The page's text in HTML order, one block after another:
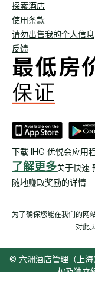
探索酒店
使用条款
请勿出售我的个人信息
反馈
下载 IHG 优悦会应用
了解更多关于快速
随地赚取奖励的详情
为了确保您能在我们的网
对此
© 六洲酒店管理（上海
权及独立